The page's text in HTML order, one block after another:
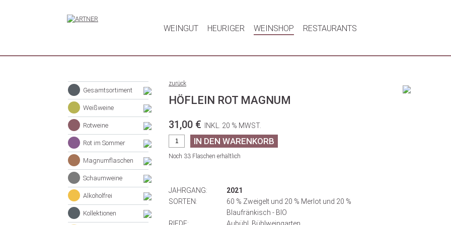
WEINGUT HEURIGER WEINSHOP RESTAURANTS
Gesamtsortiment
Weißweine
Rotweine
Rot im Sommer
Magnumflaschen
Schaumweine
Alkoholfrei
Kollektionen
zurück
HÖFLEIN ROT MAGNUM
31,00 € INKL. 20 % MWST.
Noch 33 Flaschen erhältlich
JAHRGANG:
2021
SORTEN:
60 % Zweigelt und 20 % Merlot und 20 %
Blaufränkisch - BIO